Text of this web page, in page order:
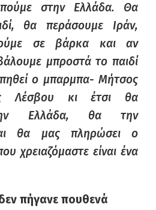
στην Ελλάδα. Θα
θα περάσουμε Ιράν,
σε βάρκα και αν
μπροστά το παιδί
ο μπαρμπα- Μήτσος
Λέσβου κι έτσι θα
Ελλάδα, θα την
θα μας πληρώσει ο
χρειαζόμαστε είναι ένα
πήγανε πουθενά